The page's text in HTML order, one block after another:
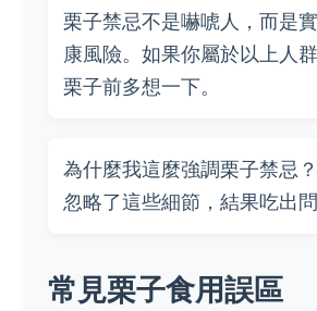
栗子禁忌不是嚇唬人，而是
康風險。如果你屬於以上人
栗子前多想一下。
為什麼我這麼強調栗子禁忌
忽略了這些細節，結果吃出問
常見栗子食用誤區